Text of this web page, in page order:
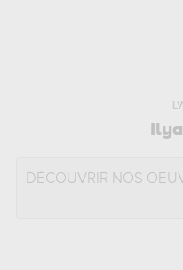
DÉCOUVRIR NOS